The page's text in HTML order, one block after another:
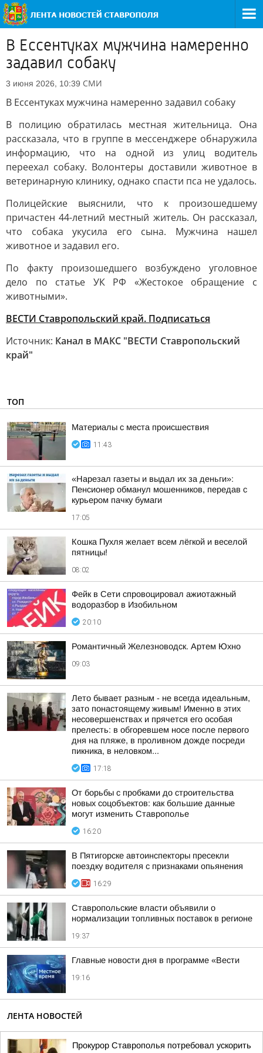
В Ессентуках мужчина намеренно
задавил собаку
3 июня 2026, 10:39 СМИ
В Ессентуках мужчина намеренно задавил собаку
В полицию обратилась местная жительница. Она
рассказала, что в группе в мессенджере обнаружила
информацию, что на одной из улиц водитель
переехал собаку. Волонтеры доставили животное в
ветеринарную клинику, однако спасти пса не удалось.
Полицейские выяснили, что к произошедшему
причастен 44-летний местный житель. Он рассказал,
что собака укусила его сына. Мужчина нашел
животное и задавил его.
По факту произошедшего возбуждено уголовное
дело по статье УК РФ «Жестокое обращение с
животными».
ВЕСТИ Ставропольский край. Подписаться
Источник: Канал в МАКС "ВЕСТИ Ставропольский
край"
ТОП
Материалы с места происшествия
11:43
«Нарезал газеты и выдал их за деньги»:
Пенсионер обманул мошенников, передав с
курьером пачку бумаги
17:05
Кошка Пухля желает всем лёгкой и веселой
пятницы!
08:02
Фейк в Сети спровоцировал ажиотажный
водоразбор в Изобильном
20:10
Романтичный Железноводск. Артем Юхно
09:03
Лето бывает разным - не всегда идеальным,
зато понастоящему живым! Именно в этих
несовершенствах и прячется его особая
прелесть: в обгоревшем носе после первого
дня на пляже, в проливном дожде посреди
пикника, в неловком...
17:18
От борьбы с пробками до строительства
новых соцобъектов: как большие данные
могут изменить Ставрополье
16:20
В Пятигорске автоинспекторы пресекли
поездку водителя с признаками опьянения
16:29
Ставропольские власти объявили о
нормализации топливных поставок в регионе
19:37
Главные новости дня в программе «Вести
19:16
ЛЕНТА НОВОСТЕЙ
Прокурор Ставрополья потребовал ускорить